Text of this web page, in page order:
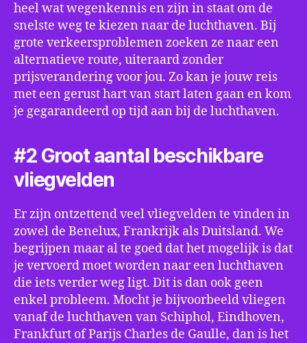
heel wat wegenkennis en zijn in staat om de
snelste weg te kiezen naar de luchthaven. Bij
grote verkeersproblemen zoeken ze naar een
alternatieve route, uiteraard zonder
prijsverandering voor jou. Zo kan je jouw reis
met een gerust hart van start laten gaan en kom
je gegarandeerd op tijd aan bij de luchthaven.
#2 Groot aantal beschikbare
vliegvelden
Er zijn ontzettend veel vliegvelden te vinden in
zowel de Benelux, Frankrijk als Duitsland. We
begrijpen maar al te goed dat het mogelijk is dat
je vervoerd moet worden naar een luchthaven
die iets verder weg ligt. Dit is dan ook geen
enkel probleem. Mocht je bijvoorbeeld vliegen
vanaf de luchthaven van Schiphol, Eindhoven,
Frankfurt of Parijs Charles de Gaulle, dan is het